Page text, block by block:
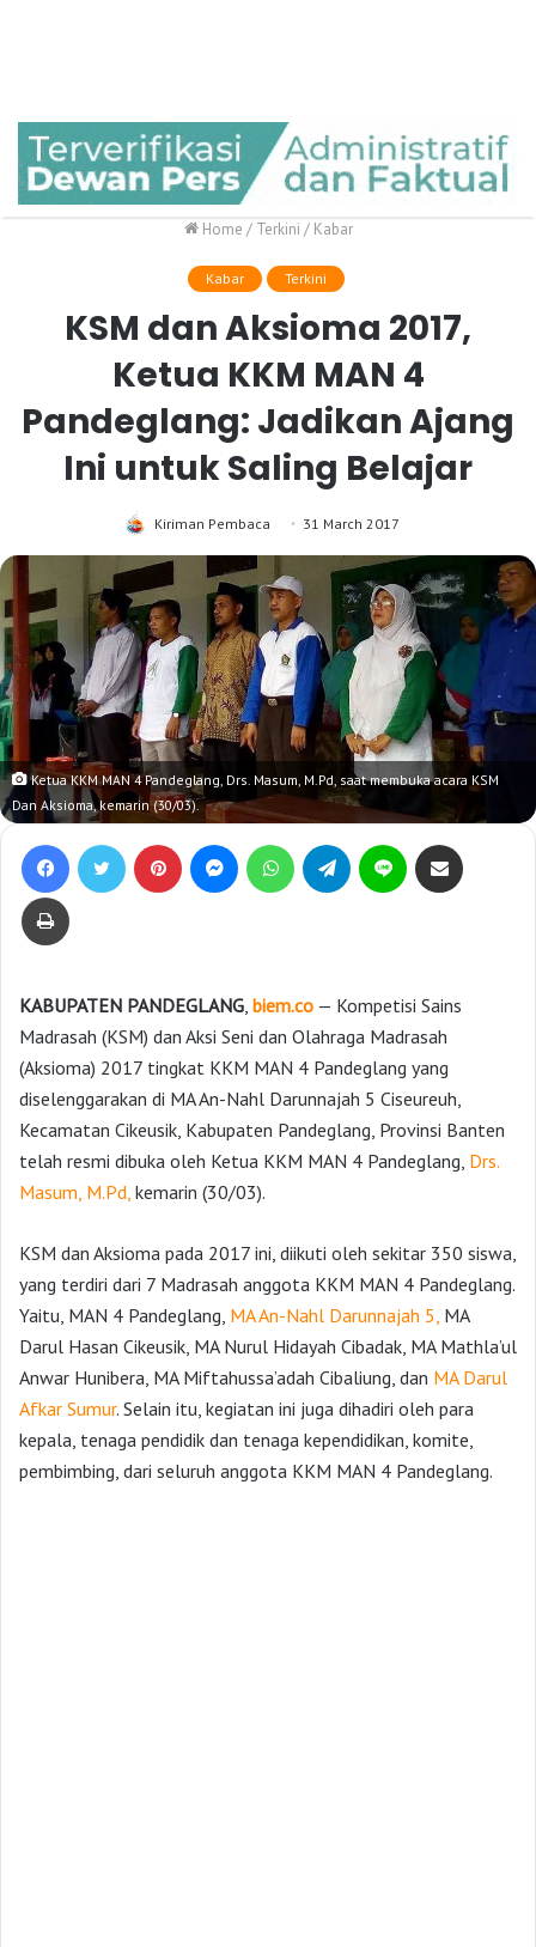
Home / Terkini / Kabar
Kabar Terkini
KSM dan Aksioma 2017,
Ketua KKM MAN 4
Pandeglang: Jadikan Ajang
Ini untuk Saling Belajar
Kiriman Pembaca 31 March 2017
Ketua KKM MAN 4 Pandeglang, Drs. Masum, M.Pd, saat membuka acara KSM
Dan Aksioma, kemarin (30/03).
KABUPATEN PANDEGLANG, biem.co — Kompetisi Sains
Madrasah (KSM) dan Aksi Seni dan Olahraga Madrasah
(Aksioma) 2017 tingkat KKM MAN 4 Pandeglang yang
diselenggarakan di MA An-Nahl Darunnajah 5 Ciseureuh,
Kecamatan Cikeusik, Kabupaten Pandeglang, Provinsi Banten
telah resmi dibuka oleh Ketua KKM MAN 4 Pandeglang, Drs.
Masum, M.Pd, kemarin (30/03).
KSM dan Aksioma pada 2017 ini, diikuti oleh sekitar 350 siswa,
yang terdiri dari 7 Madrasah anggota KKM MAN 4 Pandeglang.
Yaitu, MAN 4 Pandeglang, MA An-Nahl Darunnajah 5, MA
Darul Hasan Cikeusik, MA Nurul Hidayah Cibadak, MA Mathla’ul
Anwar Hunibera, MA Miftahussa’adah Cibaliung, dan MA Darul
Afkar Sumur. Selain itu, kegiatan ini juga dihadiri oleh para
kepala, tenaga pendidik dan tenaga kependidikan, komite,
pembimbing, dari seluruh anggota KKM MAN 4 Pandeglang.